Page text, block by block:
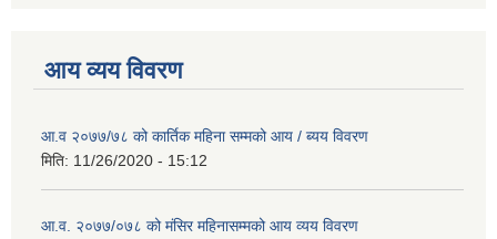
आय व्यय विवरण
आ.व २०७७/७८ को कार्तिक महिना सम्मको आय / ब्यय विवरण
मिति: 11/26/2020 - 15:12
आ.व. २०७७/०७८ को मंसिर महिनासम्मको आय व्यय विवरण